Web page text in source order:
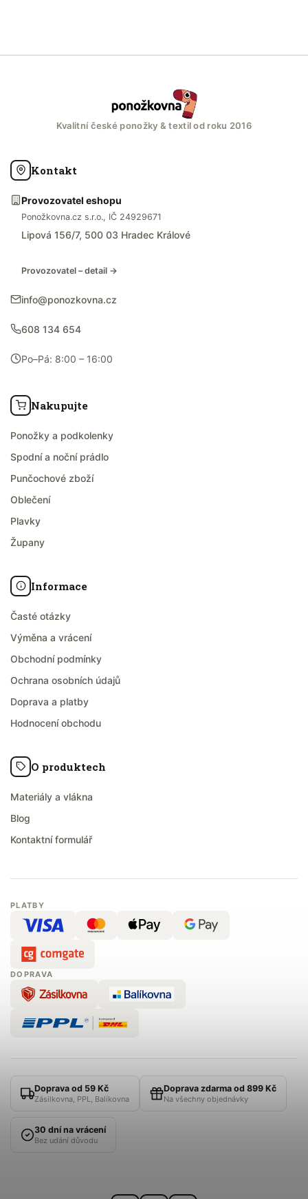
Kvalitní české ponožky & textil od roku 2016
Kontakt
Provozovatel eshopu
Ponožkovna.cz s.r.o., IČ 24929671
Lipová 156/7, 500 03 Hradec Králové
Provozovatel – detail →
info@ponozkovna.cz
608 134 654
Po–Pá: 8:00 – 16:00
Nakupujte
Ponožky a podkolenky
Spodní a noční prádlo
Punčochové zboží
Oblečení
Plavky
Župany
Informace
Časté otázky
Výměna a vrácení
Obchodní podmínky
Ochrana osobních údajů
Doprava a platby
Hodnocení obchodu
O produktech
Materiály a vlákna
Blog
Kontaktní formulář
PLATBY
DOPRAVA
Doprava od 59 Kč
Zásilkovna, PPL, Balíkovna
Doprava zdarma od 899 Kč
Na všechny objednávky
30 dní na vrácení
Bez udání důvodu